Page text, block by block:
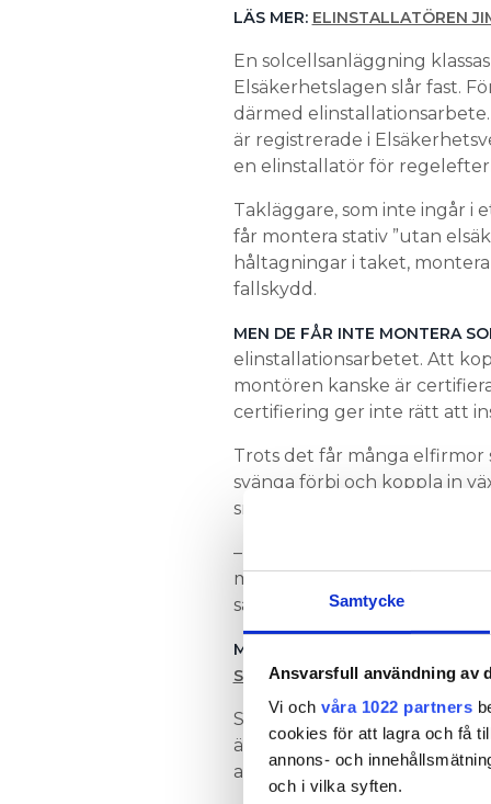
Samtycke
Ansvarsfull användning av
Vi och våra 1022 partners
cookies för att lagra och få
annons- och
och i vilka syften.
LÄS MER: ELINSTALLATÖREN
En solcellsanläggning
Elsäkerhetslagen slår fast.
därmed
är registrerade i
en elinstallatör för
Takläggare, som inte ingår i
får montera stativ ”utan
håltagningar i taket,
fallskydd.
MEN DE FÅR INTE MONTERA
elinstallationsarbetet. Att
montören kanske är
certifiering ger inte rätt att
Trots det får många
svänga förbi och koppla in
smällt upp på taket.
– Jag får jättemånga frågor
med installationen om den
säger Fredrik Byström Sjödin.
MER SOLCELLSTIPS:
SOLCELLER KOPPLAS IN?
Samtidigt har han förståelse
är hans råd att kontrollera
anläggningen ansluts till